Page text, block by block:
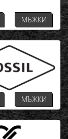
МЪЖКИ
МЪЖКИ